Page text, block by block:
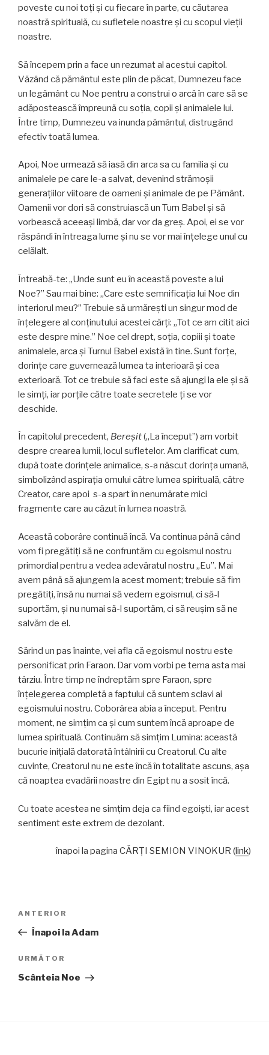
poveste cu noi toţi şi cu fiecare în parte, cu căutarea
noastră spirituală, cu sufletele noastre și cu scopul vieții
noastre.
Să începem prin a face un rezumat al acestui capitol.
Văzând că pământul este plin de păcat, Dumnezeu face
un legământ cu Noe pentru a construi o arcă în care să se
adăpostească împreună cu soția, copii și animalele lui.
Între timp, Dumnezeu va inunda pământul, distrugând
efectiv toată lumea.
Apoi, Noe urmează să iasă din arca sa cu familia și cu
animalele pe care le-a salvat, devenind strămoşii
generațiilor viitoare de oameni și animale de pe Pământ.
Oamenii vor dori să construiască un Turn Babel și să
vorbească aceeași limbă, dar vor da greş. Apoi, ei se vor
răspândi în întreaga lume și nu se vor mai înțelege unul cu
celălalt.
Întreabă-te: „Unde sunt eu în această poveste a lui
Noe?” Sau mai bine: „Care este semnificaţia lui Noe din
interiorul meu?” Trebuie să urmăreşti un singur mod de
înţelegere al conținutului acestei cărți: „Tot ce am citit aici
este despre mine.” Noe cel drept, soția, copiii și toate
animalele, arca și Turnul Babel există în tine. Sunt forțe,
dorințe care guvernează lumea ta interioară și cea
exterioară. Tot ce trebuie să faci este să ajungi la ele și să
le simți, iar porțile către toate secretele ţi se vor
deschide.
În capitolul precedent, Bereşit(„La început”) am vorbit
despre crearea lumii, locul sufletelor. Am clarificat cum,
după toate dorințele animalice, s-a născut dorința umană,
simbolizând aspirația omului către lumea spirituală, către
Creator, care apoi s-a spart în nenumărate mici
fragmente care au căzut în lumea noastră.
Această coborâre continuă încă. Va continua până când
vom fi pregătiți să ne confruntăm cu egoismul nostru
primordial pentru a vedea adevăratul nostru „Eu”. Mai
avem până să ajungem la acest moment; trebuie să fim
pregătiți, însă nu numai să vedem egoismul, ci să-l
suportăm, și nu numai să-l suportăm, ci să reuşim să ne
salvăm de el.
Sărind un pas înainte, vei afla că egoismul nostru este
personificat prin Faraon. Dar vom vorbi pe tema asta mai
târziu. Între timp ne îndreptăm spre Faraon, spre
înţelegerea completă a faptului că suntem sclavi ai
egoismului nostru. Coborârea abia a început. Pentru
moment, ne simțim ca și cum suntem încă aproape de
lumea spirituală. Continuăm să simțim Lumina: această
bucurie inițială datorată întâlnirii cu Creatorul. Cu alte
cuvinte, Creatorul nu ne este încă în totalitate ascuns, așa
că noaptea evadării noastre din Egipt nu a sosit încă.
Cu toate acestea ne simțim deja ca fiind egoiști, iar acest
sentiment este extrem de dezolant.
înapoi la pagina CĂRŢI SEMION VINOKUR (link)
articole
Articolul
anterior
ANTERIOR
Înapoi la Adam
Articolul
următor
URMĂTOR
Scânteia Noe